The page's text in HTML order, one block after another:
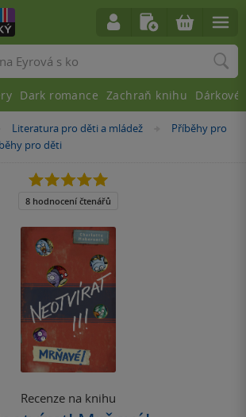
Literatura pro děti a mládež »Příběhy pro
pro děti
Recenze na knihu
5.0
z
5
8 hodnocení čtenářů
Dark romance Zachraň knihu Dárkové